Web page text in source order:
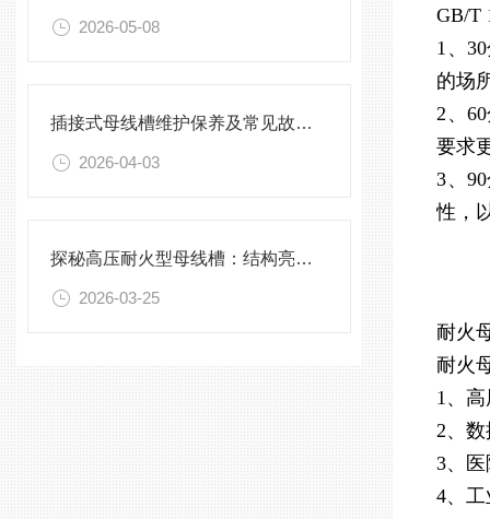
2026-05-08
插接式母线槽维护保养及常见故障处理指南
2026-04-03
探秘高压耐火型母线槽：结构亮点与实用效能
2026-03-25
GB/T
1、
的场
2、
要求
3、
性，
耐火
耐火
1、
2、
3、
4、